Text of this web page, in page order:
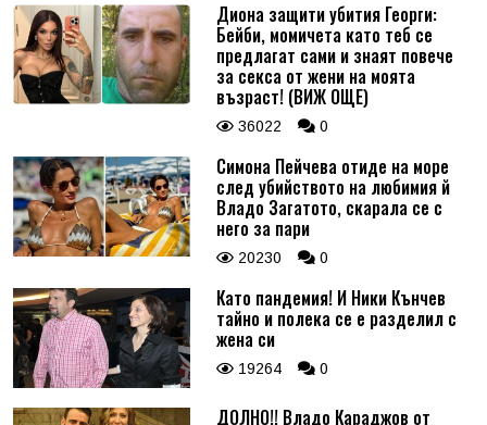
Диона защити убития Георги:
Бейби, момичета като теб се
предлагат сами и знаят повече
за секса от жени на моята
възраст! (ВИЖ ОЩЕ)
36022 0
Симона Пейчева отиде на море
след убийството на любимия й
Владо Загатото, скарала се с
него за пари
20230 0
Като пандемия! И Ники Кънчев
тайно и полека се е разделил с
жена си
19264 0
ДОЛНО!! Владо Караджов от